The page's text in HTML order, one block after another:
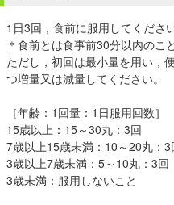
1日3回，食前に服用してください
＊食前とは食事前30分以内のこ
ただし，初回は最小量を用い，
つ増量又は減量してください。
［年齢：1回量：1日服用回数］
15歳以上：15～30丸：3回
7歳以上15歳未満：10～20丸：3
3歳以上7歳未満：5～10丸：3回
3歳未満：服用しないこと